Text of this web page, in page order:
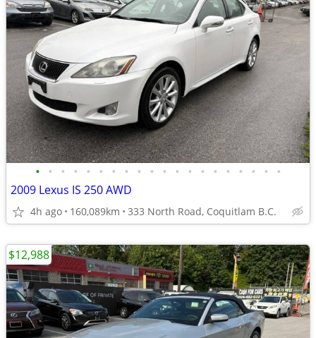
• • • • • • • • • • • • • • • • • • • •
2009 Lexus IS 250 AWD
4h ago 160,089km 333 North Road, Coquitlam B.C.
$12,988